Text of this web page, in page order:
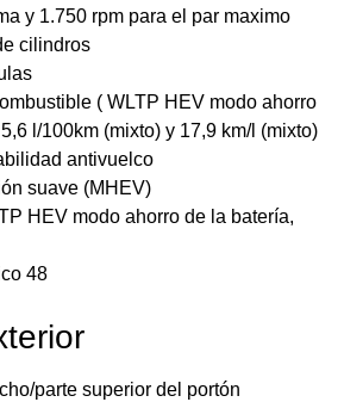
y 1.750 rpm para el par maximo
cilindros
( WLTP HEV modo ahorro
l/100km (mixto) y 17,9 km/l (mixto)
antivuelco
suave (MHEV)
HEV modo ahorro de la batería,
48
parte superior del portón